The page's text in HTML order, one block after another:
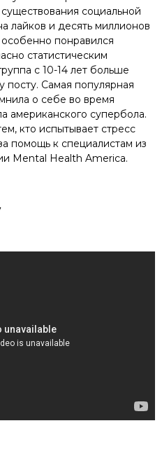
социальной
лайков и десять миллионов
понравился
статистическим
с 10-14 лет больше
посту. Самая популярная
о себе во время
американского супербола.
кто испытывает стресс
помощь к специалистам из
Mental Health America.